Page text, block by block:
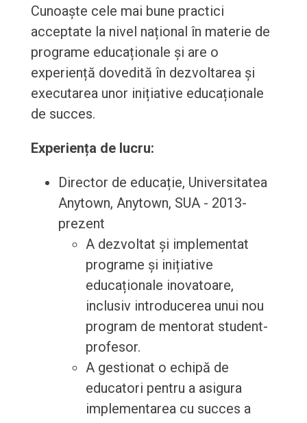
Cunoaște cele mai bune practici
acceptate la nivel național în materie de
programe educaționale și are o
experiență dovedită în dezvoltarea și
executarea unor inițiative educaționale
de succes.
Experiența de lucru:
Director de educație, Universitatea
Anytown, Anytown, SUA - 2013-
prezent
A dezvoltat și implementat
programe și inițiative
educaționale inovatoare,
inclusiv introducerea unui nou
program de mentorat student-
profesor.
A gestionat o echipă de
educatori pentru a asigura
implementarea cu succes a